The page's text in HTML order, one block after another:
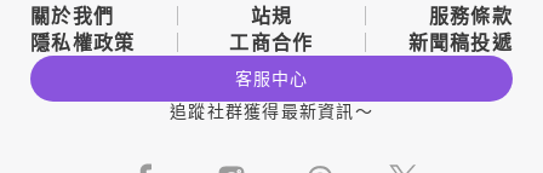
關於我們 站規
服務條款
隱私權政策
工商合作 新聞稿投遞
客服中心
追蹤社群獲得最新資訊～